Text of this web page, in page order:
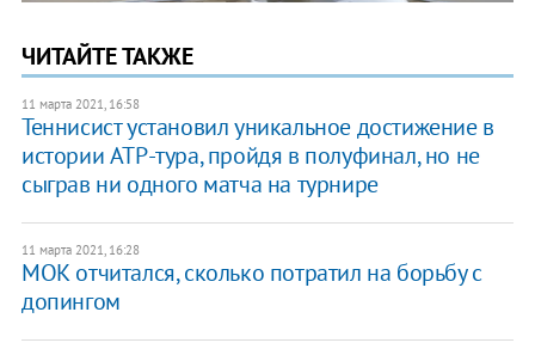
ЧИТАЙТЕ ТАКЖЕ
11 марта 2021, 16:58
Теннисист установил уникальное достижение в
истории ATP-тура, пройдя в полуфинал, но не
сыграв ни одного матча на турнире
11 марта 2021, 16:28
МОК отчитался, сколько потратил на борьбу с
допингом